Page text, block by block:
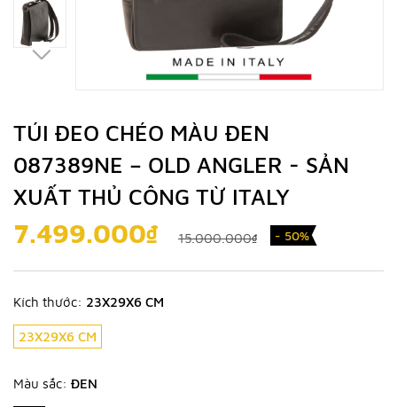
TÚI ĐEO CHÉO MÀU ĐEN
087389NE – OLD ANGLER - SẢN
XUẤT THỦ CÔNG TỪ ITALY
7.499.000₫ 15.000.000₫ - 50%
Kích thước: 23X29X6 CM
23X29X6 CM
Màu sắc: ĐEN